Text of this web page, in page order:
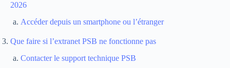
2026
Accéder depuis un smartphone ou l’étranger
Que faire si l’extranet PSB ne fonctionne pas
Contacter le support technique PSB